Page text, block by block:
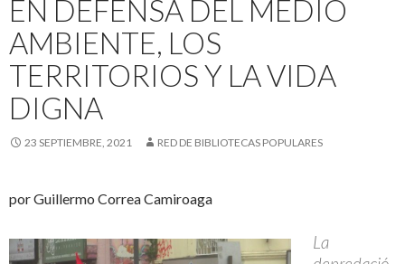
EN DEFENSA DEL MEDIO
AMBIENTE, LOS
TERRITORIOS Y LA VIDA
DIGNA
23 SEPTIEMBRE, 2021 RED DE BIBLIOTECAS POPULARES
por Guillermo Correa Camiroaga
La